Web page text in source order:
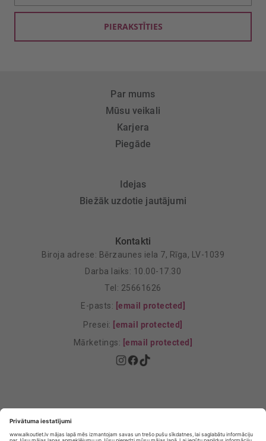
saņemšanai:
PIERAKSTĪTIES
Par mums
Mūsu veikali
Karjera
Piegāde
Idejas
Biežāk uzdotie jautājumi
Kontakti
Biroja adrese: Bērzaunes iela 7, Rīga, LV-1039
Darba laiks: 10.00-17.30
Tel: 25661626
E-pasts: [email protected]
Presei: [email protected]
Mārketings: [email protected]
Privātuma Iestatījumi